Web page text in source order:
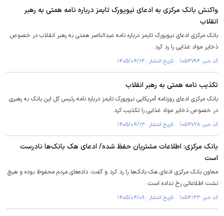
واکنش بانک مرکزی به ادعای نیویورک تایمز درباره نامه همتی به رهبر
انقلاب
بانک مرکزی ادعای نیویورک تایمز درباره نامه عبدالناصر همتی به رهبر انقلاب در خصوص
ذخایر مواد غذایی را رد کرد.
کد خبر: ۱۰۵۴۷۹۴ تاریخ انتشار : ۱۴۰۵/۰۴/۱۴
تکذیب نامه همتی به رهبر انقلاب
بانک مرکزی ادعای روزنامه آمریکایی نیویورک تایمز درباره نامه رئیس کل این بانک به رهبری
در خصوص ذخایر مواد غذایی را تکذیب کرد.
کد خبر: ۱۰۵۴۷۲۸ تاریخ انتشار : ۱۴۰۵/۰۴/۱۳
بانک مرکزی: اطلاعات مشتریان حفظ شده/ ادعای هک بانک‌ها نادرست
است
معاون بانک مرکزی ادعای هک بانک‌ها را رد کرد و گفت: داده‌های مردم محفوظ بوده و هیچ
نشت اطلاعاتی رخ نداده است.
کد خبر: ۱۰۵۴۱۳۳ تاریخ انتشار : ۱۴۰۵/۰۴/۰۹